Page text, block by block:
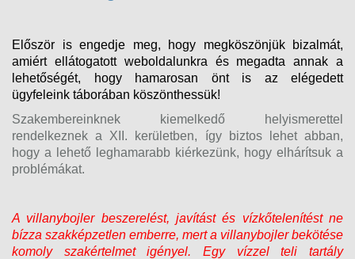
Először is engedje meg, hogy megköszönjük bizalmát,
amiért ellátogatott weboldalunkra és megadta annak a
lehetőségét, hogy hamarosan önt is az elégedett
ügyfeleink táborában köszönthessük!
Szakembereinknek kiemelkedő helyismerettel
rendelkeznek a XII. kerületben, így biztos lehet abban,
hogy a lehető leghamarabb kiérkezünk, hogy elhárítsuk a
problémákat.
A villanybojler beszerelést, javítást és vízkőtelenítést ne
bízza szakképzetlen emberre, mert a villanybojler bekötése
komoly szakértelmet igényel. Egy vízzel teli tartály